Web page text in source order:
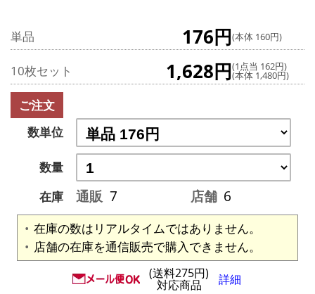
単品 176円(本体 160円)
10枚セット 1,628円(1点当 162円)
(本体 1,480円)
ご注文
数単位
数量
在庫
通販 7 店舗 6
在庫の数はリアルタイムではありません。
店舗の在庫を通信販売で購入できません。
(送料275円)
対応商品 詳細